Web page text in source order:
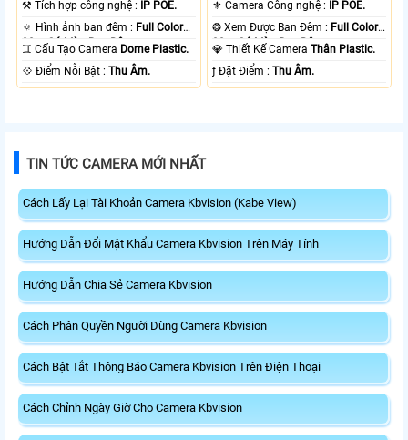
⚒ Tích hợp công nghệ : IP POE.
🔅 Hình ảnh ban đêm : Full Color
30m Có Màu Ban Ðêm.
♊ Cấu Tạo Camera Dome Plastic.
️💠 Điểm Nỗi Bật :Thu Âm.
⚜️ Camera Công nghệ : IP POE.
❂ Xem Được Ban Đêm : Full Color
30m Có Màu Ban Ðêm.
💎 Thiết Kế CameraThân Plastic.
️ƒ Đặt Điểm :Thu Âm.
TIN TỨC CAMERA MỚI NHẤT
Cách Lấy Lại Tài Khoản Camera Kbvision (Kabe View)
Hướng Dẫn Đổi Mật Khẩu Camera Kbvision Trên Máy Tính
Hướng Dẫn Chia Sẻ Camera Kbvision
Cách Phân Quyền Người Dùng Camera Kbvision
Cách Bật Tắt Thông Báo Camera Kbvision Trên Điện Thoại
Cách Chỉnh Ngày Giờ Cho Camera Kbvision